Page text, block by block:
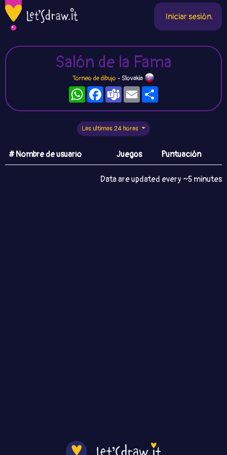
Iniciar sesión.
Salón de la Fama
Torneo de dibujo - Slovakia
WhatsAppFacebook
TeamsEmail
Las ultimas 24 horas
# Nombre de usuario Juegos Puntuación
Data are updated every ~5 minutes